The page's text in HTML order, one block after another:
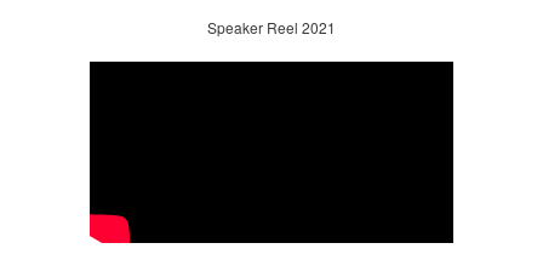
Speaker Reel 2021